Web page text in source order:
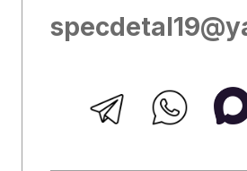
Вся представленная на сайте
информация, касающаяся технических
характеристик, наличия на складе,
каких условиях не является публичной
офертой, определяемой положениями
Статьи 437 (2) Гражданского кодекса